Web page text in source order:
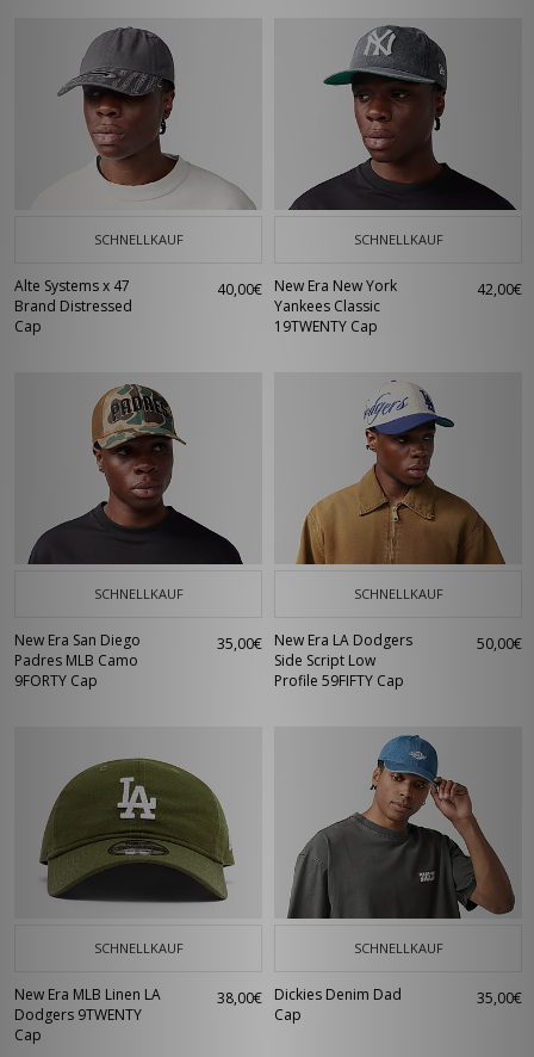
SCHNELLKAUF
Alte Systems x 47
Brand Distressed
Cap
40,00€
SCHNELLKAUF
New Era New York
Yankees Classic
19TWENTY Cap
42,00€
SCHNELLKAUF
New Era San Diego
Padres MLB Camo
9FORTY Cap
35,00€
SCHNELLKAUF
New Era LA Dodgers
Side Script Low
Profile 59FIFTY Cap
50,00€
SCHNELLKAUF
New Era MLB Linen LA
Dodgers 9TWENTY
Cap
38,00€
SCHNELLKAUF
Dickies Denim Dad
Cap
35,00€